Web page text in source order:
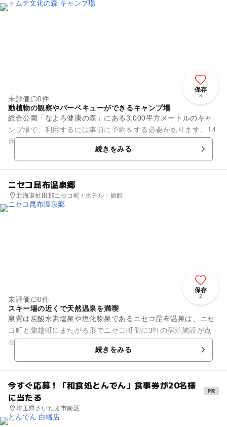
保存
3
未評価
0件
動植物の観察やバーベキューができるキャンプ場
総合公園「なよろ健康の森」にある3,000平方メートルのキャ
ンプ場で、利用するには事前に予約をする必要があります。14
床のテント床があり、屋根付きの炊事棟も完備されています。
続きをみる
ニセコ昆布温泉郷
北海道虻田郡ニセコ町 / ホテル・旅館
保存
2
未評価
0件
スキー場の近くで天然温泉を満喫
泉質は炭酸水素塩泉や塩化物泉であるニセコ昆布温泉は、ニセ
コ町と蘭越町にまたがる形でニセコ町側に3軒の宿泊施設が点
在している温泉郷です。春には新緑、秋には紅葉を楽しめま
続きをみる
今すぐ応募！「和食処とんでん」食事券が20名様
に当たる
埼玉県さいたま市南区